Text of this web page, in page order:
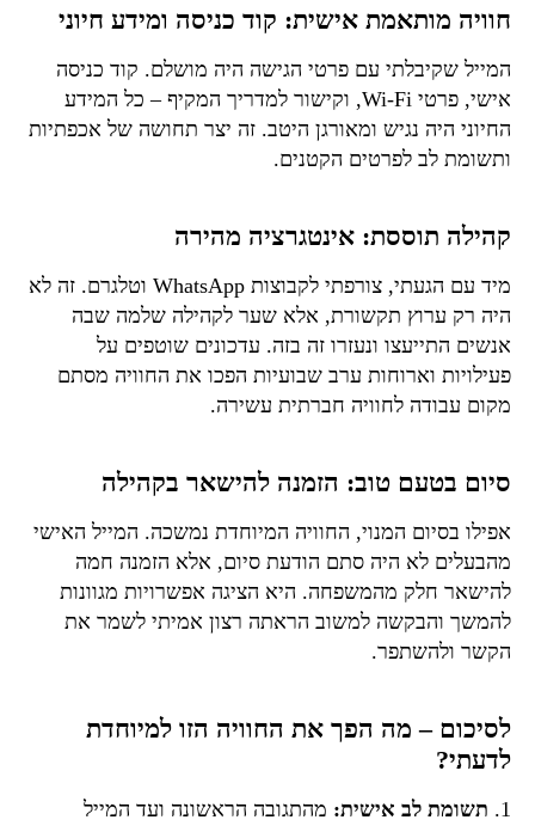
חוויה מותאמת אישית: קוד כניסה ומידע חיוני
המייל שקיבלתי עם פרטי הגישה היה מושלם. קוד כניסה
אישי, פרטי Wi-Fi, וקישור למדריך המקיף – כל המידע
החיוני היה נגיש ומאורגן היטב. זה יצר תחושה של אכפתיות
ותשומת לב לפרטים הקטנים.
קהילה תוססת: אינטגרציה מהירה
מיד עם הגעתי, צורפתי לקבוצות WhatsApp וטלגרם. זה לא
היה רק ערוץ תקשורת, אלא שער לקהילה שלמה שבה
אנשים התייעצו ונעזרו זה בזה. עדכונים שוטפים על
פעילויות וארוחות ערב שבועיות הפכו את החוויה מסתם
מקום עבודה לחוויה חברתית עשירה.
סיום בטעם טוב: הזמנה להישאר בקהילה
אפילו בסיום המנוי, החוויה המיוחדת נמשכה. המייל האישי
מהבעלים לא היה סתם הודעת סיום, אלא הזמנה חמה
להישאר חלק מהמשפחה. היא הציגה אפשרויות מגוונות
להמשך והבקשה למשוב הראתה רצון אמיתי לשמר את
הקשר ולהשתפר.
לסיכום – מה הפך את החוויה הזו למיוחדת
לדעתי?
1. תשומת לב אישית: מהתגובה הראשונה ועד המייל